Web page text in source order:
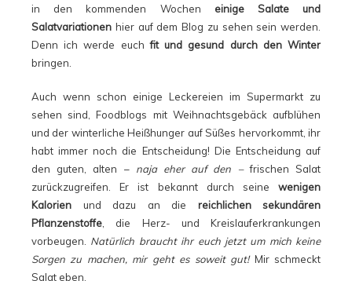
in den kommenden Wochen einige Salate und
Salatvariationen hier auf dem Blog zu sehen sein werden.
Denn ich werde euchfit und gesund durch den Winter
bringen.
Auch wenn schon einige Leckereien im Supermarkt zu
sehen sind, Foodblogs mit Weihnachtsgebäck aufblühen
und der winterliche Heißhunger auf Süßes hervorkommt, ihr
habt immer noch die Entscheidung! Die Entscheidung auf
den guten, alten – naja eher auf den –frischen Salat
zurückzugreifen. Er ist bekannt durch seine wenigen
Kalorien und dazu an die reichlichen sekundären
Pflanzenstoffe, die Herz- und Kreislauferkrankungen
vorbeugen. Natürlich braucht ihr euch jetzt um mich keine
Sorgen zu machen, mir geht es soweit gut! Mir schmeckt
Salat eben.